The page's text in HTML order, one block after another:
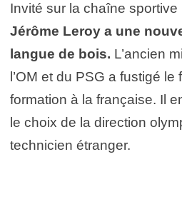
Invité sur la chaîne sportive
Jérôme Leroy a une
langue de bois. L’ancien
l’OM et du PSG a fustigé
formation à la française. Il
le choix de la direction
technicien étranger.